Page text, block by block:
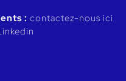
: contactez-nous ici